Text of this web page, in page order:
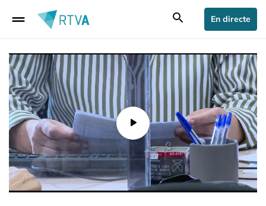
drag_handle search En directe